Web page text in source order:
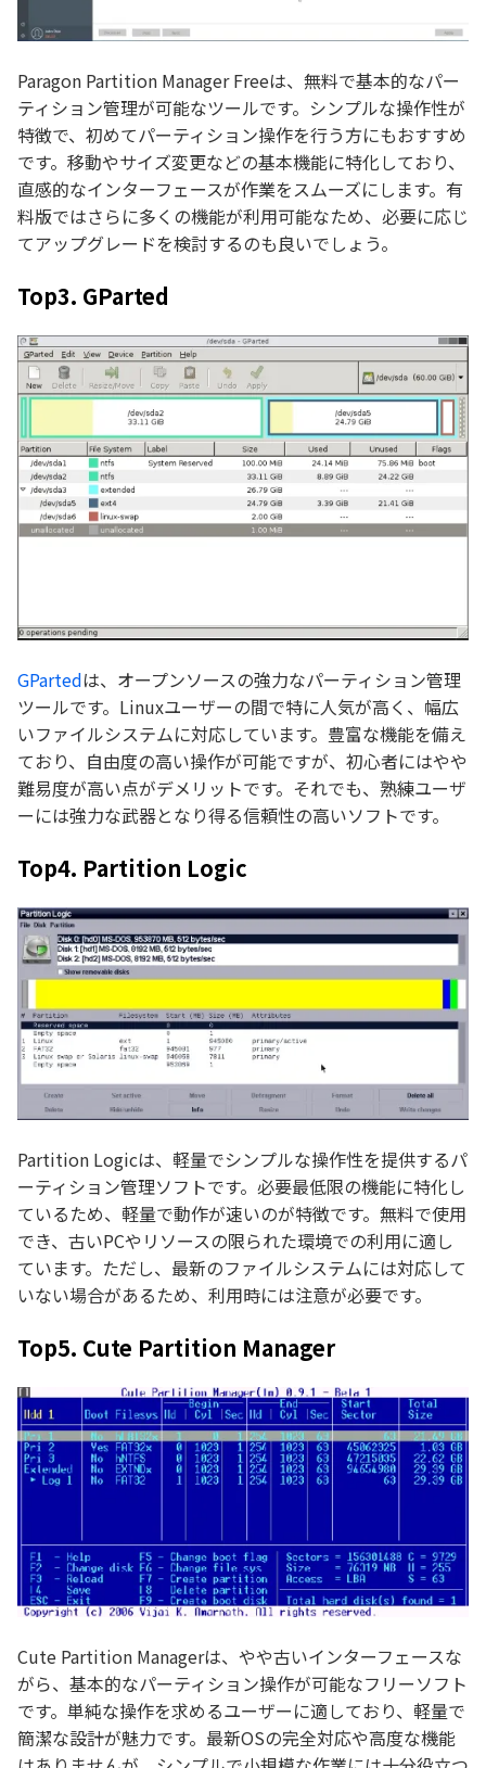
Paragon Partition Manager Freeは、無料で基本的なパー
ティション管理が可能なツールです。シンプルな操作性が
特徴で、初めてパーティション操作を行う方にもおすすめ
です。移動やサイズ変更などの基本機能に特化しており、
直感的なインターフェースが作業をスムーズにします。有
料版ではさらに多くの機能が利用可能なため、必要に応じ
てアップグレードを検討するのも良いでしょう。
Top3. GParted
GPartedは、オープンソースの強力なパーティション管理
ツールです。Linuxユーザーの間で特に人気が高く、幅広
いファイルシステムに対応しています。豊富な機能を備え
ており、自由度の高い操作が可能ですが、初心者にはやや
難易度が高い点がデメリットです。それでも、熟練ユーザ
ーには強力な武器となり得る信頼性の高いソフトです。
Top4. Partition Logic
Partition Logicは、軽量でシンプルな操作性を提供するパ
ーティション管理ソフトです。必要最低限の機能に特化し
ているため、軽量で動作が速いのが特徴です。無料で使用
でき、古いPCやリソースの限られた環境での利用に適し
ています。ただし、最新のファイルシステムには対応して
いない場合があるため、利用時には注意が必要です。
Top5. Cute Partition Manager
Cute Partition Managerは、やや古いインターフェースな
がら、基本的なパーティション操作が可能なフリーソフト
です。単純な操作を求めるユーザーに適しており、軽量で
簡潔な設計が魅力です。最新OSの完全対応や高度な機能